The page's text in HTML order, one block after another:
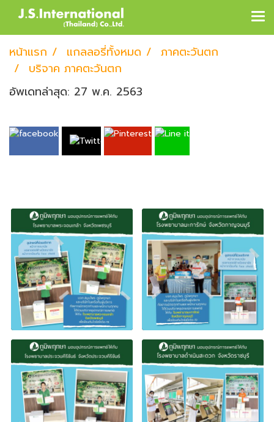
หน้าแรก แกลลอรี่ทั้งหมด
ภาคตะวันตก
บริจาค ภาคตะวันตก
อัพเดทล่าสุด: 27 พ.ค. 2563